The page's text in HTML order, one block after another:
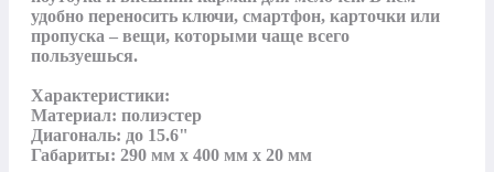
удобно переносить ключи, смартфон, карточки или
пропуска ‒ вещи, которыми чаще всего
пользуешься.
Характеристики:
Материал: полиэстер
Диагональ: до 15.6"
Габариты: 290 мм x 400 мм x 20 мм